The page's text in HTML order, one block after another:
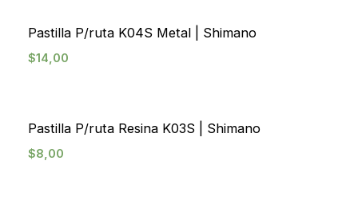
Pastilla P/ruta K04S Metal | Shimano
$14,00
Pastilla P/ruta Resina K03S | Shimano
$8,00